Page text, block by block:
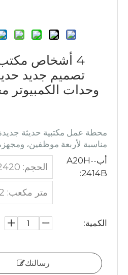
4 أشخاص
تصميم جديد
وحدات الكمبيوتر
محطة عمل مكتبية حديثة
مناسبة لأربعة موظفين،
أب-A20H-
2414B:
الحجم: 2420*1420*1020
متر مكعب: 0.32
الكمية:
رسالتك